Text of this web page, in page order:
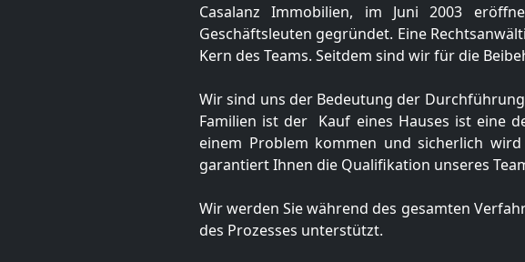
Casalanz Immobilien, im Juni 2003
Geschäftsleuten gegründet. Eine
Kern des Teams. Seitdem sind wir für die
Wir sind uns der Bedeutung der
Familien ist der Kauf eines Hauses ist eine
einem Problem kommen und sicherlich
garantiert Ihnen die Qualifikation unseres
Wir werden Sie während des gesamten
des Prozesses unterstützt.